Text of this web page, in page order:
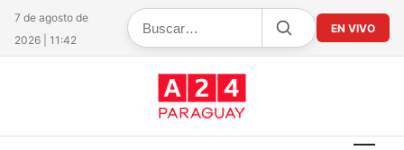
7 de agosto de
2026 | 11:42
EN VIVO